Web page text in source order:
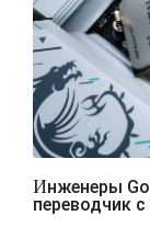
Инженеры Google создали портативный офлайн-
переводчик